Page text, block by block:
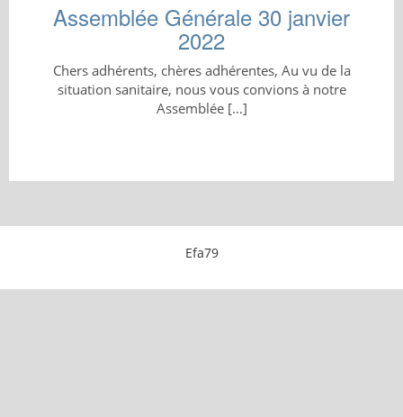
Assemblée Générale 30 janvier
2022
Chers adhérents, chères adhérentes, Au vu de la
situation sanitaire, nous vous convions à notre
Assemblée […]
Efa79